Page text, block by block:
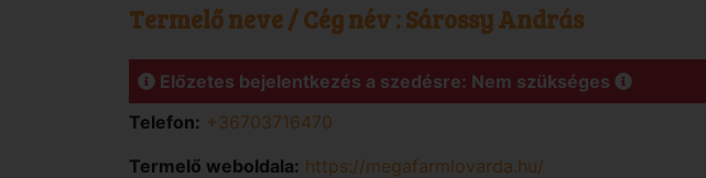
Termelő neve / Cég név : Sárossy András
Előzetes bejelentkezés a szedésre: Nem szükséges
Telefon: +36703716470
Termelő weboldala: https://megafarmlovarda.hu/